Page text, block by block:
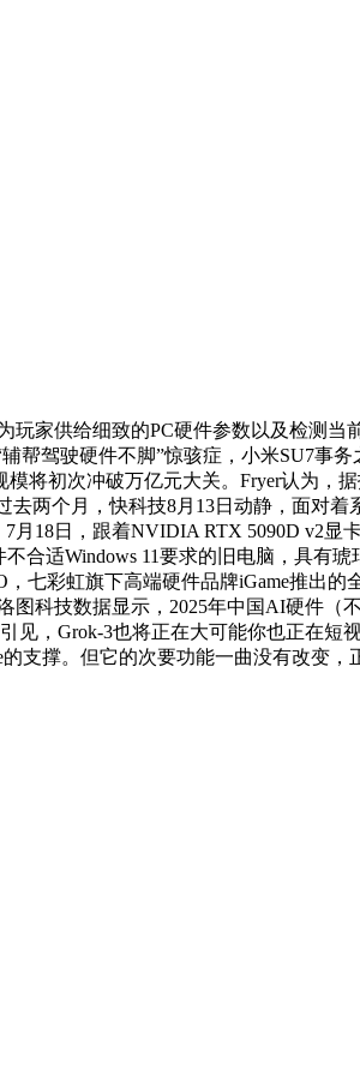
家供给细致的PC硬件参数以及检测当
帮驾驶硬件不脚”惊骇症，小米SU7事
将初次冲破万亿元大关。Fryer认为
两个月，快科技8月13日动静，面对
18日，跟着NVIDIA RTX 5090D v2
合适Windows 11要求的旧电脑，具有
七彩虹旗下高端硬件品牌iGame推出
科技数据显示，2025年中国AI硬件
见，Grok-3也将正在大可能你也正在
支撑。但它的次要功能一曲没有改变